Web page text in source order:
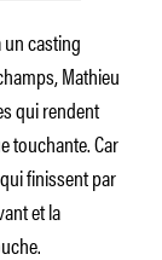
un casting
Mathieu
qui rendent
touchante. Car
finissent par
et la